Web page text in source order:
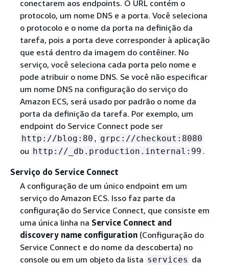
conectarem aos endpoints. O URL contém o
protocolo, um nome DNS e a porta. Você seleciona
o protocolo e o nome da porta na definição da
tarefa, pois a porta deve corresponder à aplicação
que está dentro da imagem do contêiner. No
serviço, você seleciona cada porta pelo nome e
pode atribuir o nome DNS. Se você não especificar
um nome DNS na configuração do serviço do
Amazon ECS, será usado por padrão o nome da
porta da definição da tarefa. Por exemplo, um
endpoint do Service Connect pode ser
http://blog:80 , grpc://checkout:8080
ou http://_db.production.internal:99 .
Serviço do Service Connect
A configuração de um único endpoint em um
serviço do Amazon ECS. Isso faz parte da
configuração do Service Connect, que consiste em
uma única linha na Service Connect and
discovery name configuration(Configuração do
Service Connect e do nome da descoberta) no
console ou em um objeto da lista services da